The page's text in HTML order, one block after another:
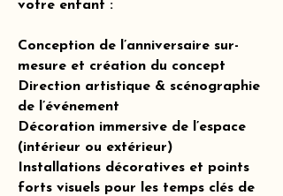
votre enfant :
Conception de l’anniversaire sur-
mesure et création du concept
Direction artistique & scénographie
de l’événement
Décoration immersive de l’espace
(intérieur ou extérieur)
Installations décoratives et points
forts visuels pour les temps clés de